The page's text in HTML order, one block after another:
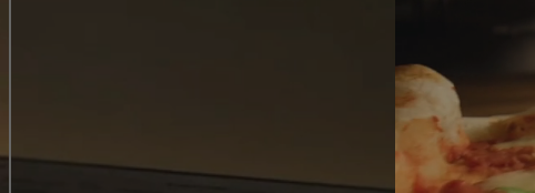
BORA X BO oven
Na de revolutionaire afzuigtechnologie komt BORA nu met iets nieuws
flexibele oven met gelijkmatige stoomopwekking, heb je gegarandeerd